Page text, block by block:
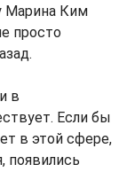
Марина Ким
просто
в
Если бы
в этой сфере,
появились